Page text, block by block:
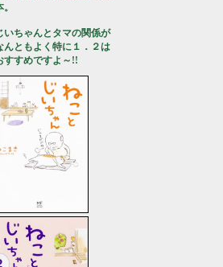
いちゃんとタマの関係が
んともよく特に１．２は
すすめですよ～!!